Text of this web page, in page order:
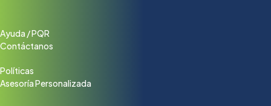
Ayuda / PQR
Contáctanos
Políticas
Asesoría Personalizada